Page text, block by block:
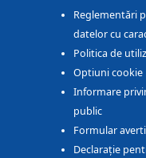
Reglementări
datelor cu
Politica de
Optiuni cookie
Informare
public
Formular
Declarație